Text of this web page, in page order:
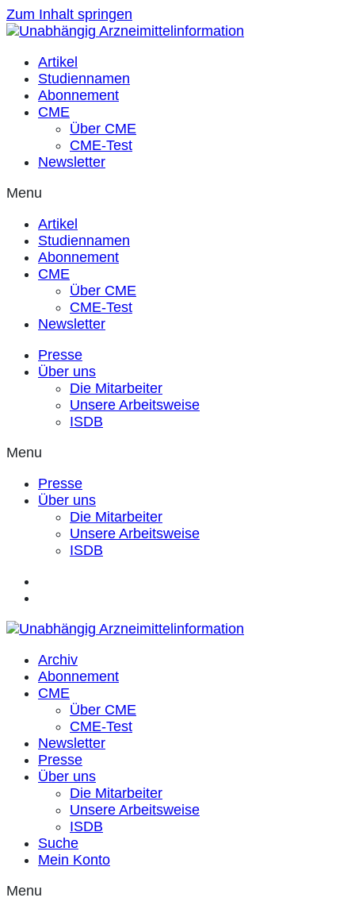
Zum Inhalt springen
Artikel
Studiennamen
Abonnement
CME
Über CME
CME-Test
Newsletter
Menu
Artikel
Studiennamen
Abonnement
CME
Über CME
CME-Test
Newsletter
Presse
Über uns
Die Mitarbeiter
Unsere Arbeitsweise
ISDB
Menu
Presse
Über uns
Die Mitarbeiter
Unsere Arbeitsweise
ISDB
Archiv
Abonnement
CME
Über CME
CME-Test
Newsletter
Presse
Über uns
Die Mitarbeiter
Unsere Arbeitsweise
ISDB
Suche
Mein Konto
Menu